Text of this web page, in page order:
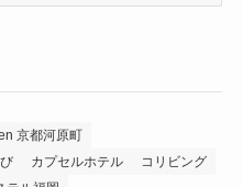
京都河原町
カプセルホテル
コリビング